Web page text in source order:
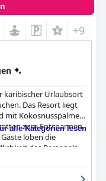
+9
karibischer Urlaubsort
Das Resort liegt
mit Kokosnusspalmen
zum Entspannen.
loben die
des Personals.
zu vernünftigen
Nähe des
alle Kategorien lesen